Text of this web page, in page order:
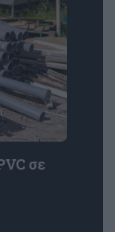
σε